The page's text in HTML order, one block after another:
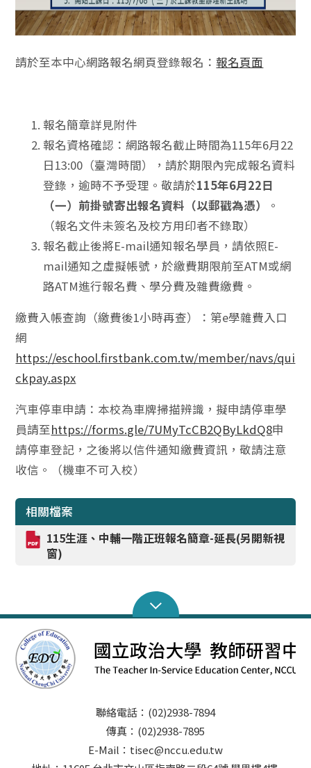
請於至本中心網路報名網頁登錄報名：報名頁面
報名簡章詳見附件
報名資格確認：網路報名截止時間為115年6月22
日13:00（臺灣時間），請於期限內完成報名資料
登錄，逾時不予受理。敬請於115年6月22日
（一）前掛號寄出報名資料（以郵戳為憑）
。
（報名文件未簽名及校方用印者不錄取）
報名截止後將E-mail通知報名學員，請依照E-
mail通知之虛擬帳號，於繳費期限前至ATM或網
路ATM進行報名費、學分費及雜費繳費。
繳費入帳查詢（繳費後1小時再查）：第e學雜費入口
網
https://eschool.firstbank.com.tw/member/navs/qui
ckpay.aspx
汽車停車申請：本校為車牌掃描辨識，擬申請停車學
員請至https://forms.gle/7UMyTcCB2QByLkdQ8申
請停車登記，之後將以信件通知繳費資訊，敬請注意
收信。（機車不可入校）
相關檔案
115生涯、中輔一階正班報名簡章-延長(另開新視
窗)
聯絡電話：(02)2938-7894
傳真：(02)2938-7895
E-Mail：tisec@nccu.edu.tw